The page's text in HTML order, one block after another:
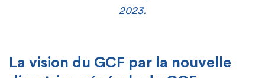
2023.
La vision du GCF par la nouvelle